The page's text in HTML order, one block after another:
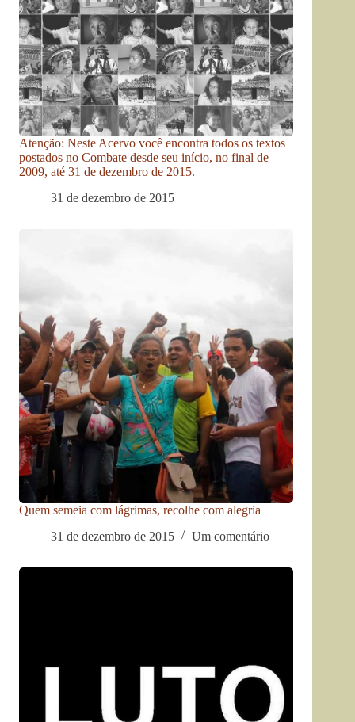
Atenção: Neste Acervo você encontra todos os textos
postados no Combate desde seu início, no final de
2009, até 31 de dezembro de 2015.
31 de dezembro de 2015
Quem semeia com lágrimas, recolhe com alegria
31 de dezembro de 2015
Um comentário